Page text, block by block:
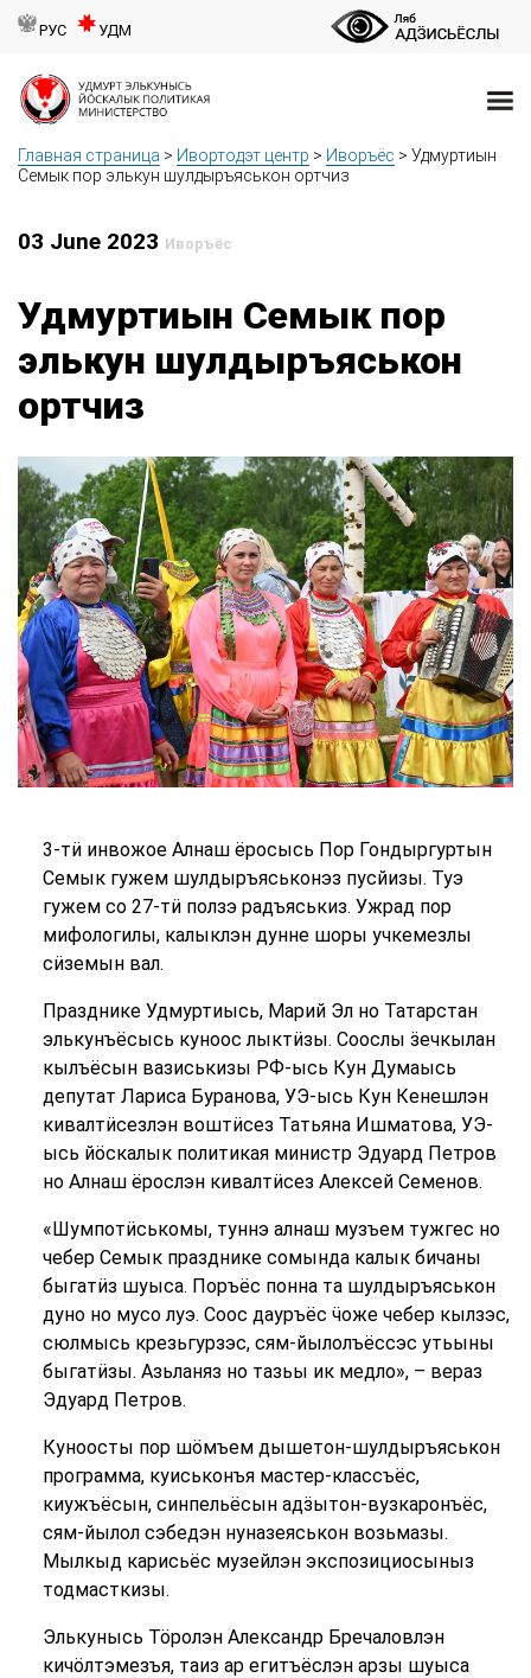
РУС УДМ
Главная страница > Ивортодэт центр > Иворъёс > Удмуртиын
Семык пор элькун шулдыръяськон ортчиз
03 June 2023 Иворъёс
Удмуртиын Семык пор
элькун шулдыръяськон
ортчиз
3-тӥ инвожое Алнаш ёросысь Пор Гондыргуртын
Семык гужем шулдыръяськонэз пусйизы. Туэ
гужем со 27-тӥ ползэ радъяськиз. Ужрад пор
мифологилы, калыклэн дунне шоры учкемезлы
сӥземын вал.
Празднике Удмуртиысь, Марий Эл но Татарстан
элькунъёсысь куноос лыктӥзы. Соослы ӟечкылан
кылъёсын вазиськизы РФ-ысь Кун Думаысь
депутат Лариса Буранова, УЭ-ысь Кун Кенешлэн
кивалтӥсезлэн воштӥсез Татьяна Ишматова, УЭ-
ысь йӧскалык политикая министр Эдуард Петров
но Алнаш ёрослэн кивалтӥсез Алексей Семенов.
«Шумпотӥськомы, туннэ алнаш музъем тужгес но
чебер Семык празднике сомында калык бичаны
быгатӥз шуыса. Поръёс понна та шулдыръяськон
дуно но мусо луэ. Соос дауръёс ӵоже чебер кылзэс,
сюлмысь крезьгурзэс, сям-йылолъёссэс утьыны
быгатӥзы. Азьланяз но тазьы ик медло», – вераз
Эдуард Петров.
Куноосты пор шӧмъем дышетон-шулдыръяськон
программа, куиськонъя мастер-классъёс,
киужъёсын, синпельёсын адӟытон-вузкаронъёс,
сям-йылол сэбедэн нуназеяськон возьмазы.
Мылкыд карисьёс музейлэн экспозициосыныз
тодмасткизы.
Элькунысь Тӧролэн Александр Бречаловлэн
кичӧлтэмезъя, таиз ар егитъёслэн арзы шуыса